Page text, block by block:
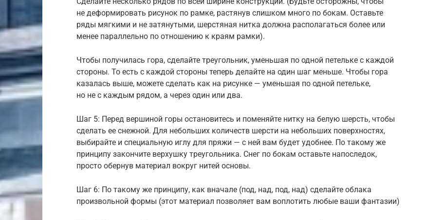
не деформировать рисунок по рамке, растянув слишком много по бокам. Оставьте
ряды мягкими и не затянутыми, шерстяная нитка должна располагаться более или
менее параллельно по отношению к краям рамки).
Чтобы получилась гора, сделайте треугольник, уменьшая по одной петельке с каждой
стороны. То есть с каждой стороны теперь делайте на один шаг меньше. Чтобы гора
казалась выше, можете сделать как на рисунке — уменьшая по одной петельке,
но не с каждым рядом, а через один или два.
Шаг 5: Перед вершиной горы остановитесь и поменяйте нитку на белую шерсть, чтобы
сделать ее снежной. Для небольших количеств шерсти на небольших поверхностях,
выбирайте и специальную иглу для пряжи — с ней вам будет удобнее. По такому же
принципу закончите верхушку треугольника. Снег по бокам оставьте напоследок,
просто обернув материал вокруг нитей основы.
Шаг 6: По такому же принципу, как вначале (под, над, под, над) сделайте облака
произвольной формы (этот материал позволяет вам воплотить любые ваши фантазии)